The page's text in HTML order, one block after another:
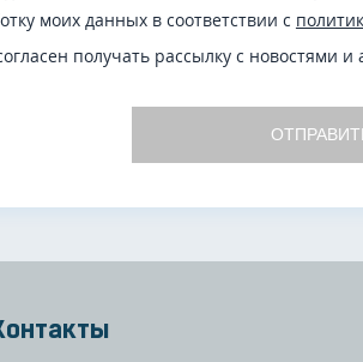
моих данных в соответствии с
получать рассылку с новостями и